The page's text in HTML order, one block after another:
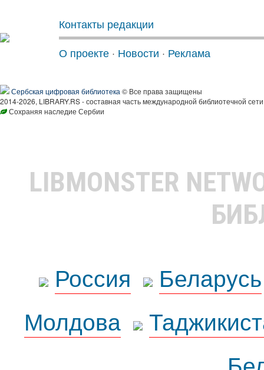
Контакты редакции
О проекте · Новости · Реклама
Сербская цифровая библиотека © Все права защищены
2014-2026, LIBRARY.RS - составная часть международной библиотечной
Сохраняя наследие Сербии
LIBMONSTER
Россия
Беларусь
Молдова